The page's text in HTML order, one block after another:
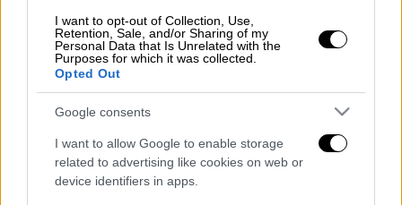
I want to opt-out of Collection, Use,
Retention, Sale, and/or Sharing of my
Personal Data that Is Unrelated with the
Purposes for which it was collected.
Opted Out
Google consents
I want to allow Google to enable storage
related to advertising like cookies on web or
device identifiers in apps.
ΔΙΑΒΑΣΤΕ ΕΠΙΣΗΣ
Ελλάδα|10.06.2025 08:18
Θρίλερ με το νεκρό βρέθος στην
Πάρο: Σήμερα το πόρισμα του